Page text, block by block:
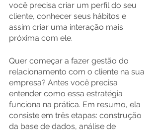
você precisa criar um perfil do seu
cliente, conhecer seus hábitos e
assim criar uma interação mais
próxima com ele.
Quer começar a fazer gestão do
relacionamento com o cliente na sua
empresa? Antes você precisa
entender como essa estratégia
funciona na prática. Em resumo, ela
consiste em três etapas: construção
da base de dados, análise de